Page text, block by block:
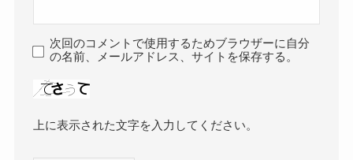
次回のコメントで使用するためブラウザーに自分
の名前、メールアドレス、サイトを保存する。
上に表示された文字を入力してください。